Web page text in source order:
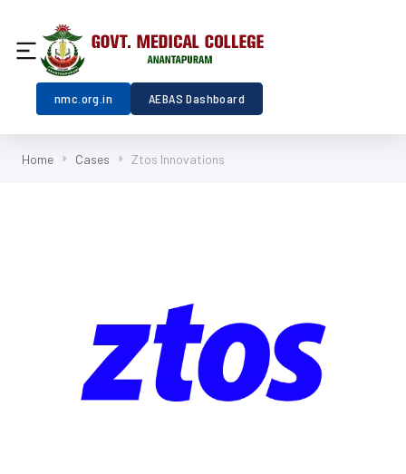
nmc.org.in AEBAS Dashboard
Home Cases Ztos Innovations